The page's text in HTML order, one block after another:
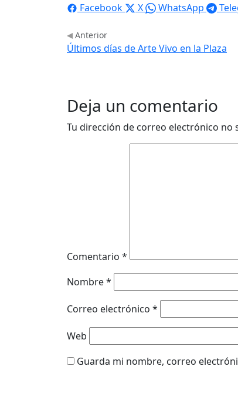
Facebook
X WhatsApp
Anterior
Últimos días de Arte Vivo en la Plaza
Deja un comentario
Tu dirección de correo electrónico no
Comentario *
Nombre*
Correo electrónico *
Web
Guarda mi nombre, correo